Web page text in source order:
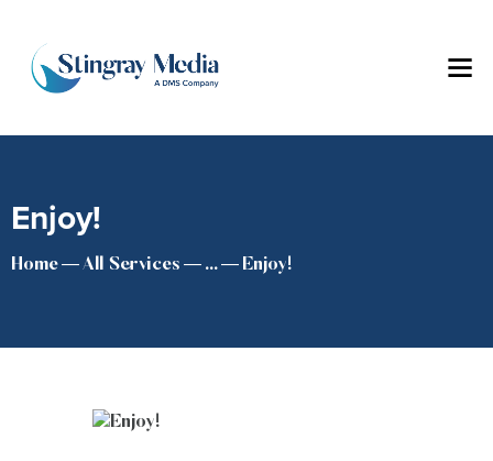
Enjoy!
Home All Services ... Enjoy!